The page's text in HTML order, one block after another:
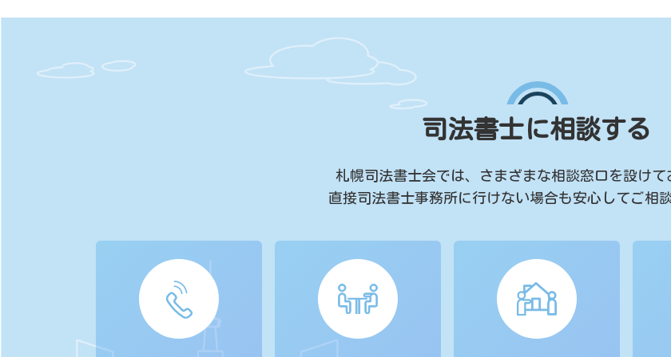
司法書士に相談する
札幌司法書士会では、
さまざまな相談窓口を設けて
直接司法書士事務所に行けない場合も安心してご相